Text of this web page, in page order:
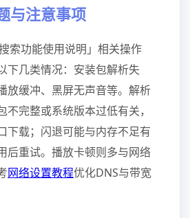
与注意事项
索功能使用说明」相关操作
下几类情况：安装包解析失
放缓冲、黑屏无声音等。解析
不完整或系统版本过低有关，
下载；闪退可能与内存不足有
后重试。播放卡顿则多与网络
网络设置教程优化DNS与带宽